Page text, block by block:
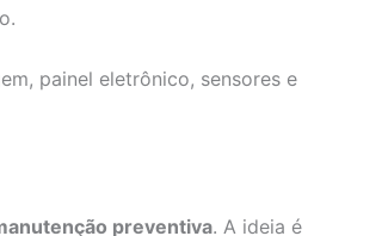
painel eletrônico, sensores e
preventiva. A ideia é